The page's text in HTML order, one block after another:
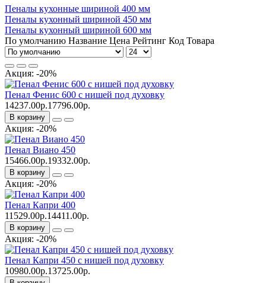
Пеналы кухонные шириной 400 мм
Пеналы кухонный шириной 450 мм
Пеналы кухонный шириной 600 мм
По умолчанию Название Цена Рейтинг Код Товара
Акция: -20%
Пенал Фенис 600 с нишей под духовку
14237.00р.17796.00р.
В корзину
Акция: -20%
Пенал Виано 450
15466.00р.19332.00р.
В корзину
Акция: -20%
Пенал Капри 400
11529.00р.14411.00р.
В корзину
Акция: -20%
Пенал Капри 450 с нишей под духовку
10980.00р.13725.00р.